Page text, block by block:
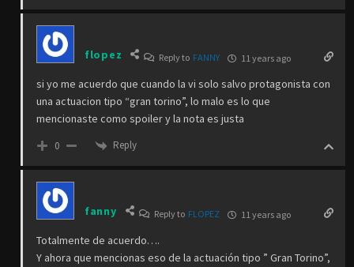
flopez Reply to FANNY 11 years ago
si yo me acuerdo que cuando la vi solo salvo protagonista con
una actuacion tipo “gran torino”, lo malo es lo que
mencionaste como spoiler y la nota es justa
0 Reply
fanny Reply to FLOPEZ 11 years ago
Totalmente de acuerdo….
Y ahora que mencionas eso de la actuación tipo ” Gran Torino”,